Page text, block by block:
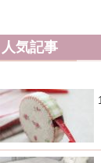
人気記事